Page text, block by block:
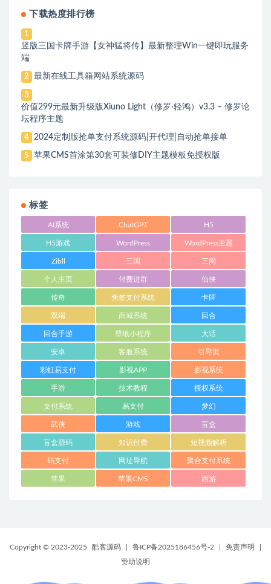
下载热度排行榜
1
竖版三国卡牌手游【女神猛将传】最新整理Win一键即玩服务
端
2 最新在线工具箱网站系统源码
3
价值299元最新升级版Xiuno Light（修罗·轻鸿）v3.3 – 修罗论
坛程序主题
4 2024定制版抢单支付系统源码|开代理|自动抢单接单
5 苹果CMS首涂第30套可装修DIY主题模板免授权版
标签
AI系统 ChatGPT H5
H5游戏 WordPress WordPress主题
Zibll 三国 三网
个人主页 付费进群 仙侠
传奇 免签支付系统 卡牌
双端 商城系统 回合
回合手游 壁纸小程序 大话
安卓 客服系统 引导页
彩虹易支付 影视APP 影视系统
手游 技术教程 授权系统
支付系统 易支付 梦幻
武侠 游戏 盲盒
盲盒源码 知识付费 短视频解析
码支付 网址导航 聚合支付系统
苹果 苹果CMS 西游
Copyright © 2023-2025 酷客源码 鲁ICP备2025186456号-2 免责声明
赞助说明